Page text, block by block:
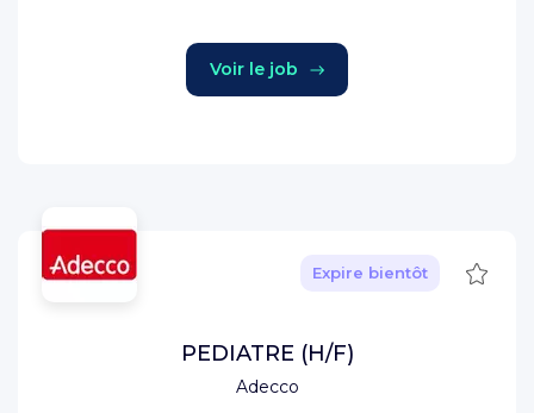
Voir le job
Adecco
Expire bientôt
PEDIATRE (H/F)